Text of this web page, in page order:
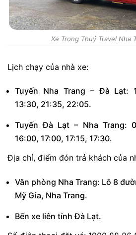
Xe Trọng Thuỷ Travel Nha
Lịch chạy của nhà xe:
Tuyến Nha Trang – Đà Lạt:
13:30, 21:35, 22:05.
Tuyến Đà Lạt – Nha Trang:
16:00, 17:00, 17:15, 17:30.
Địa chỉ, điểm đón trả khách của
Văn phòng Nha Trang: Lô 8
Mỹ Gia, Nha Trang.
Bến xe liên tỉnh Đà Lạt.